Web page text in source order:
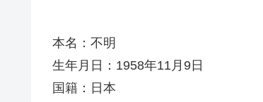
本名：不明
生年月日：1958年11月9日
国籍：日本